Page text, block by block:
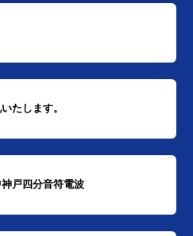
たします。
戸四分音符電波